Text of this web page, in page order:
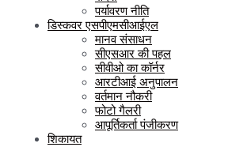
पर्यावरण नीति
डिस्कवर एसपीएमसीआईएल
मानव संसाधन
सीएसआर की पहल
सीवीओ का कॉर्नर
आरटीआई अनुपालन
वर्तमान नौकरी
फोटो गैलरी
आपूर्तिकर्ता पंजीकरण
शिकायत